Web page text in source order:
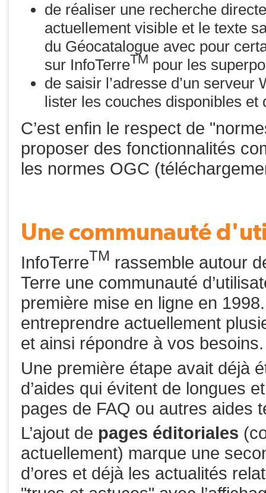
de réaliser une recherche
actuellement visible et le texte
du Géocatalogue avec pour
sur InfoTerreTM pour les
de saisir l’adresse d’un
lister les couches disponibles
C’est enfin le respect de
proposer des fonctionnalités
les normes OGC
Une communauté
InfoTerreTM rassemble autour
Terre une communauté
première mise en ligne en
entreprendre actuellement
et ainsi répondre à vos besoins.
Une première étape avait déjà
d’aides qui évitent de longues
pages de FAQ ou autres aides
L’ajout de pages éditoriales
actuellement) marque une
d’ores et déjà les actualités